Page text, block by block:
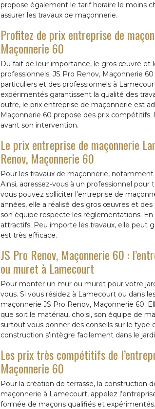
propose également le tarif horaire le moins
assurer les travaux de maçonnerie.
Profitez de prix entreprise de
Maçonnerie 60
Du fait de leur importance, le gros œuvre
professionnels. JS Pro Renov, Maçonnerie
particuliers et des professionnels à
expérimentés garantissent la qualité des
outre, le prix entreprise de maçonnerie est
Maçonnerie 60 propose des prix compétitifs.
avant son intervention.
Le prix entreprise de maçonnerie
Renov, Maçonnerie 60
Pour les travaux de maçonnerie,
Ainsi, adressez-vous à un professionnel
vous pouvez solliciter l’entreprise de
années, elle a réalisé des gros œuvres et
son équipe respecte les réglementations.
attractifs. Peu importe les travaux, elle peut
est très efficace.
JS Pro Renov, Maçonnerie 60 :
ou muret à Lamecourt
Pour monter un mur ou muret pour votre
vous. Si vous résidez à Lamecourt ou dans
maçonnerie JS Pro Renov, Maçonnerie 60.
que soit le matériau, choisi, son équipe de
surtout vous donner des conseils sur le type
construction s’intègre facilement dans le
Les prix très compétitifs de
Maçonnerie 60
Pour la création de terrasse, la construction
maçonnerie à Lamecourt, appelez
formée de maçons qualifiés et